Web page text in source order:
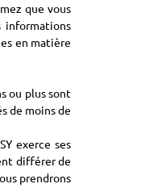
que vous
informations
en matière
ou plus sont
de moins de
exerce ses
différer de
prendrons